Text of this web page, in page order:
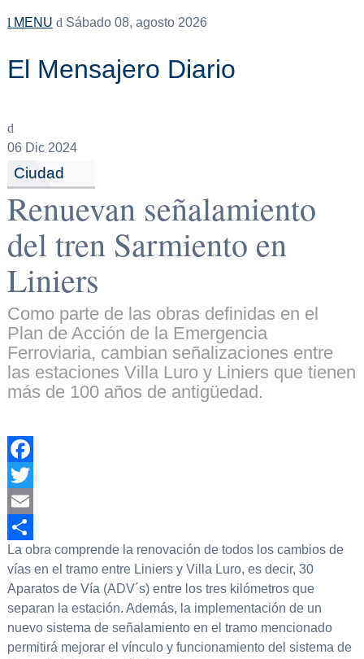
MENU Sábado 08, agosto 2026
El Mensajero Diario
06Dic 2024
Ciudad
Renuevan señalamiento
del tren Sarmiento en
Liniers
Como parte de las obras definidas en el
Plan de Acción de la Emergencia
Ferroviaria, cambian señalizaciones entre
las estaciones Villa Luro y Liniers que tienen
más de 100 años de antigüedad.
Facebook
Twitter
Email
Compartir
La obra comprende la renovación de todos los cambios de
vías en el tramo entre Liniers y Villa Luro, es decir, 30
Aparatos de Vía (ADV´s) entre los tres kilómetros que
separan la estación. Además, la implementación de un
nuevo sistema de señalamiento en el tramo mencionado
permitirá mejorar el vínculo y funcionamiento del sistema de